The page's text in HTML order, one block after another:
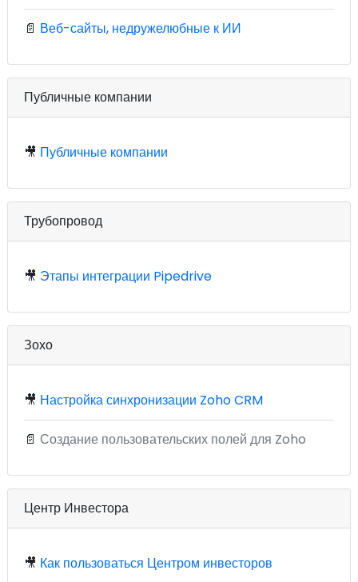
📄 Веб-сайты, недружелюбные к ИИ
Публичные компании
🎥 Публичные компании
Трубопровод
🎥 Этапы интеграции Pipedrive
Зохо
🎥 Настройка синхронизации Zoho CRM
📄 Создание пользовательских полей для Zoho
Центр Инвестора
🎥 Как пользоваться Центром инвесторов